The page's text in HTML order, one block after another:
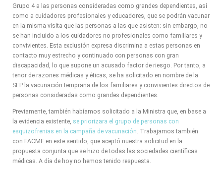
Grupo 4 a las personas consideradas como grandes dependientes, así
como a cuidadores profesionales y educadores, que se podrán vacunar
en la misma visita que las personas a las que asisten; sin embargo, no
se han incluido a los cuidadores no profesionales como familiares y
convivientes. Esta exclusión expresa discrimina a estas personas en
contacto muy estrecho y continuado con personas con gran
discapacidad, lo que supone un acusado factor de riesgo. Por tanto, a
tenor de razones médicas y éticas, se ha solicitado en nombre de la
SEP la vacunación temprana de los familiares y convivientes directos de
personas consideradas como grandes dependientes.
Previamente, también habíamos solicitado a la Ministra que, en base a
la evidencia existente, se priorizara el grupo de personas con
esquizofrenias en la campaña de vacunación. Trabajamos también
con FACME en este sentido, que aceptó nuestra solicitud en la
propuesta conjunta que se hizo de todas las sociedades científicas
médicas. A día de hoy no hemos tenido respuesta.